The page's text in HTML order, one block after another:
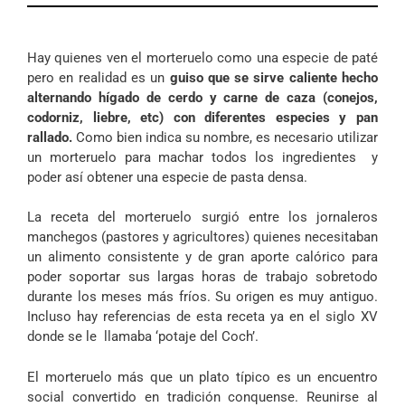
Hay quienes ven el morteruelo como una especie de paté
pero en realidad es un guiso que se sirve caliente hecho
alternando hígado de cerdo y carne de caza (conejos,
codorniz, liebre, etc) con diferentes especies y pan
rallado. Como bien indica su nombre, es necesario utilizar
un morteruelo para machar todos los ingredientes y
poder así obtener una especie de pasta densa.
La receta del morteruelo surgió entre los jornaleros
manchegos (pastores y agricultores) quienes necesitaban
un alimento consistente y de gran aporte calórico para
poder soportar sus largas horas de trabajo sobretodo
durante los meses más fríos. Su origen es muy antiguo.
Incluso hay referencias de esta receta ya en el siglo XV
donde se le llamaba ‘potaje del Coch’.
El morteruelo más que un plato típico es un encuentro
social convertido en tradición conquense. Reunirse al